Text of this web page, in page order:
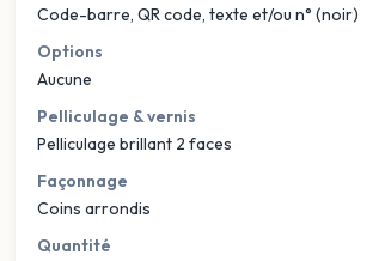
Code-barre, QR code, texte et/ou n° (noir)
Options
Aucune
Pelliculage & vernis
Pelliculage brillant 2 faces
Façonnage
Coins arrondis
Quantité